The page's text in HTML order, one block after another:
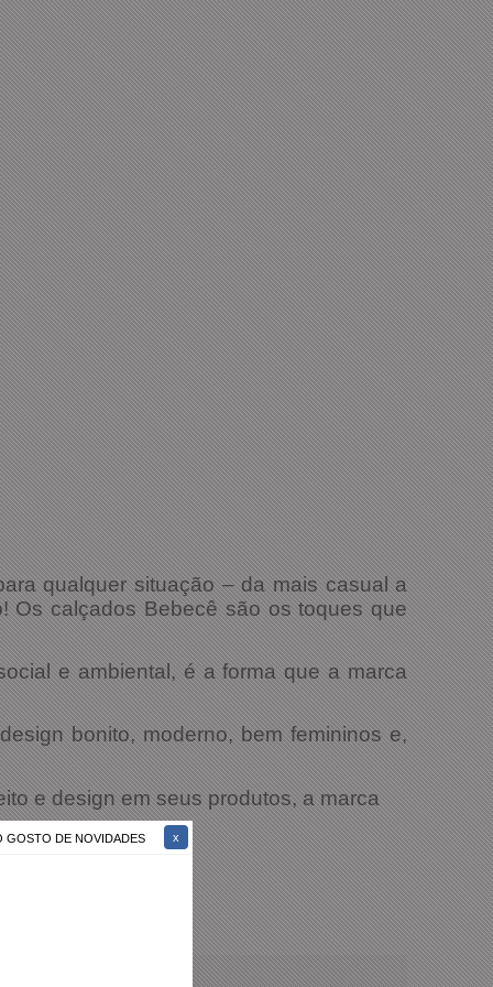
GOSTO DE NOVIDADES
qualquer situação – da mais casual a
Os calçados Bebecê são os toques que
e ambiental, é a forma que a marca
bonito, moderno, bem femininos e,
e design em seus produtos, a marca